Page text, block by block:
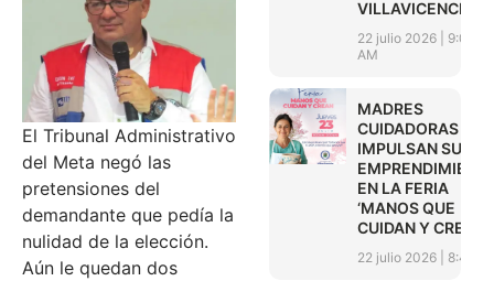
El Tribunal Administrativo
del Meta negó las
pretensiones del
demandante que pedía la
nulidad de la elección.
Aún le quedan dos
VILLAVICENCIO
22 julio 2026
9:01
AM
MADRES
CUIDADORAS
IMPULSAN SUS
EN LA FERIA
‘MANOS QUE
CUIDAN Y CREAN’
22 julio 2026 8:45